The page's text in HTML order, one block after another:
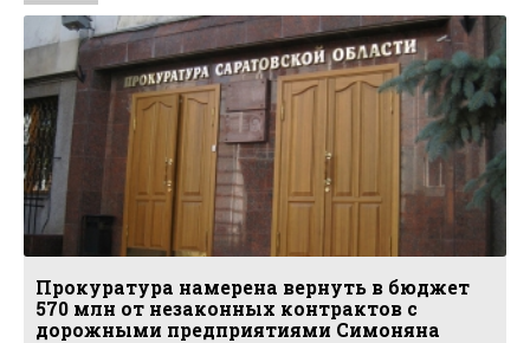
Прокуратура намерена вернуть в бюджет
570 млн от незаконных контрактов с
дорожными предприятиями Симоняна